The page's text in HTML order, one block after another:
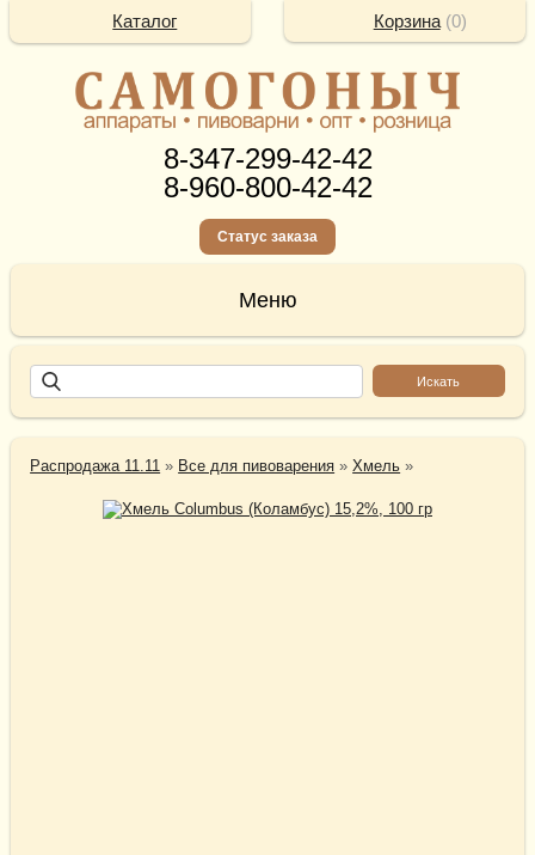
8-347-299-42-42
8-960-800-42-42
Статус заказа
Распродажа 11.11 » Все для пивоварения »Хмель »
Корзина(0)
Каталог